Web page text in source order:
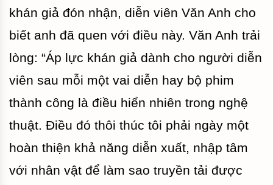
khán giả đón nhận, diễn viên Văn Anh cho
biết anh đã quen với điều này. Văn Anh trải
lòng: “Áp lực khán giả dành cho người diễn
viên sau mỗi một vai diễn hay bộ phim
thành công là điều hiển nhiên trong nghệ
thuật. Điều đó thôi thúc tôi phải ngày một
hoàn thiện khả năng diễn xuất, nhập tâm
với nhân vật để làm sao truyền tải được